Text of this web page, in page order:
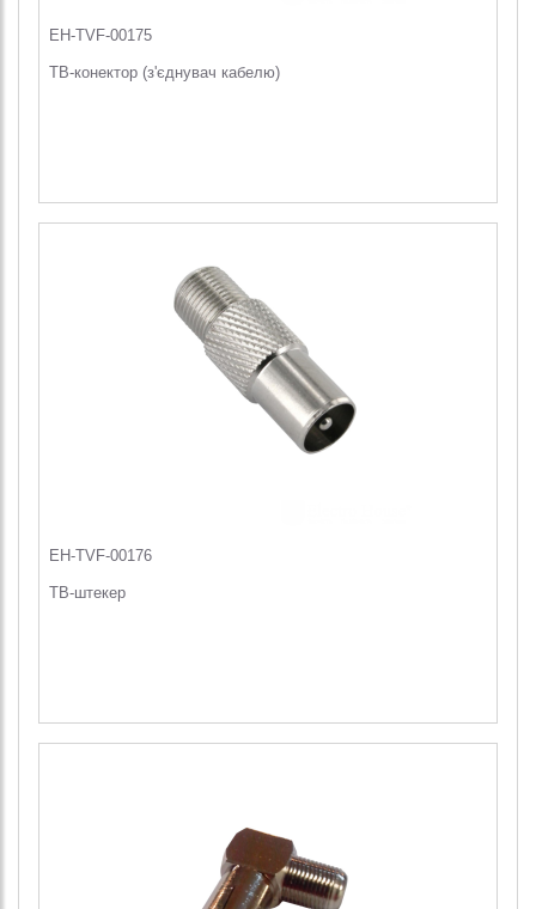
EH-TVF-00175
ТВ-конектор (з'єднувач кабелю)
EH-TVF-00176
ТВ-штекер